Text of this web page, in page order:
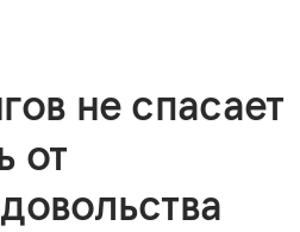
не спасает
от